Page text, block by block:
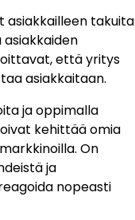
asiakkailleen takuita
asiakkaiden
että yritys
asiakkaitaan.
ja oppimalla
kehittää omia
On
ja
nopeasti